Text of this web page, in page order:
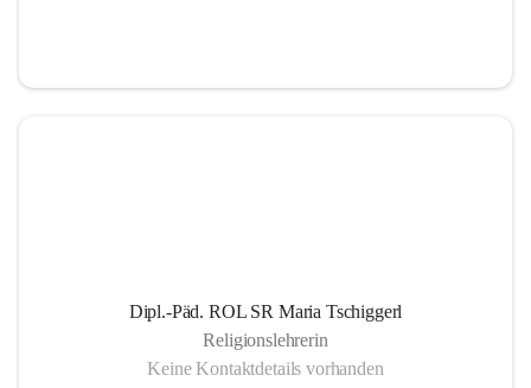
Dipl.-Päd. ROL SR Maria Tschiggerl
Religionslehrerin
Keine Kontaktdetails vorhanden